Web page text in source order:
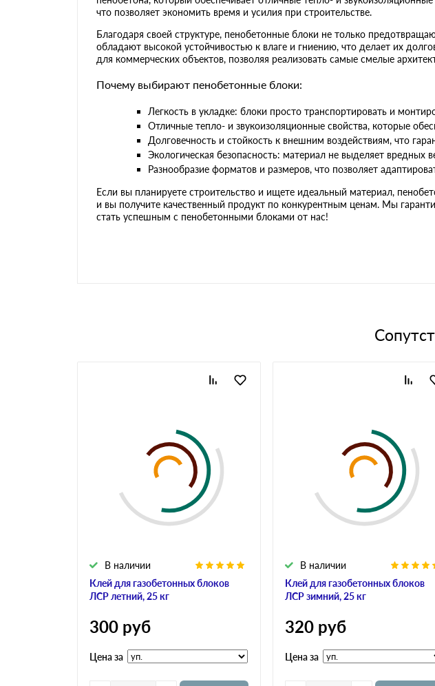
Газобетон Белорусский
(БЦК)
Газобетон Могилевский
Газосиликат
Газобетонные U-блоки
Газоблоки паз-гребень
Клей для газобетона
что позволяет экономить время и усилия при строительстве.
Благодаря своей структуре, пенобетонные блоки не только
обладают высокой устойчивостью к влаге и гниению, что делает их
для коммерческих объектов, позволяя реализовать самые смелые
Почему выбирают пенобетонные блоки:
Легкость в укладке: блоки просто транспортировать и
Отличные тепло- и звукоизоляционные свойства, которые
Долговечность и стойкость к внешним воздействиям, что
Экологическая безопасность: материал не выделяет вредных
Разнообразие форматов и размеров, что позволяет
Если вы планируете строительство и ищете идеальный материал,
и вы получите качественный продукт по конкурентным ценам. Мы
стать успешным с пенобетонными блоками от нас!
Клей для газобетонных блоков
ЛСР летний, 25 кг
В наличии
300 руб
Цена за
Клей для газобетонных блоков
ЛСР зимний, 25 кг
В наличии
320 руб
Цена за